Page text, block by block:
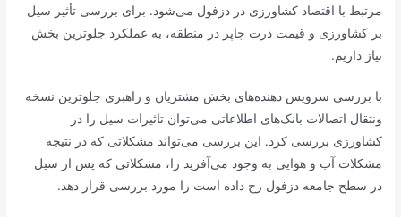
مرتبط با اقتصاد کشاورزی در دزفول می‌شود. برای بررسی تأثیر سیل
بر کشاورزی و قیمت ذرت چاپر در منطقه، به عملکرد جلوترین بخش
نیاز داریم.
با بررسی سرویس دهنده‌های بخش مشتریان و راهبری جلوترین نسخه
ونتقال اتصالات بانک‌های اطلاعاتی می‌توان تاثیرات سیل را در
کشاورزی بررسی کرد. این بررسی می‌تواند مشکلاتی که در نتیجه
مشکلات آب و هوایی به وجود می‌آفرید را، مشکلاتی که پس از سیل
در سطح جامعه دزفول رخ داده است را مورد بررسی قرار دهد.